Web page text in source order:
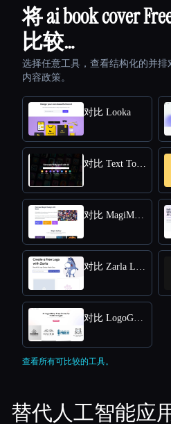
将 ai book cover
比较…
选择任意工具，查看结构化的并
内容政策。
对比 Looka
对比 Text To Book Cover
对比 MagiMaker
对比 Zarla Logo Maker
对比 LogoGalleria : AI Logo Maker with Precision Free Online
查看所有可比较的工具。
替代人工智能应